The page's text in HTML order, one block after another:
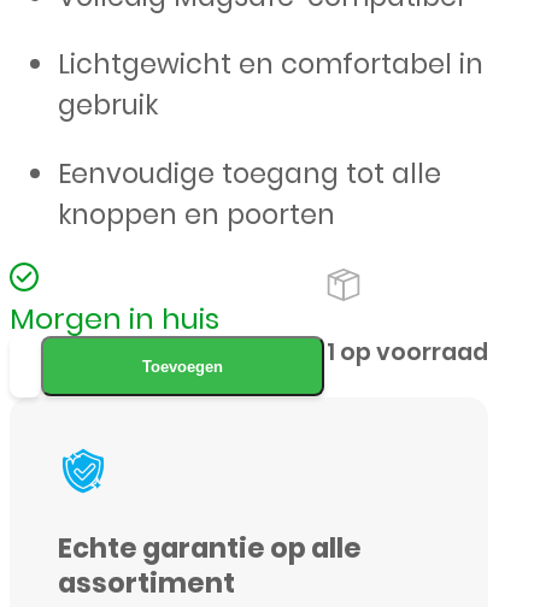
Lichtgewicht en comfortabel in
gebruik
Eenvoudige toegang tot alle
knoppen en poorten
Morgen in huis
CaseMania
2-
Toevoegen 1 op voorraad
Echte garantie op alle
assortiment